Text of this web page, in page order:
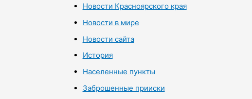
Новости Красноярского края
Новости в мире
Новости сайта
История
Населенные пункты
Заброшенные прииски